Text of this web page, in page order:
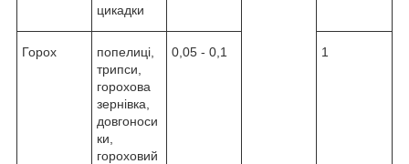
цикадки
Горох
попелиці,
трипси,
горохова
зернівка,
довгоноси
ки,
гороховий
0,05 - 0,1 1